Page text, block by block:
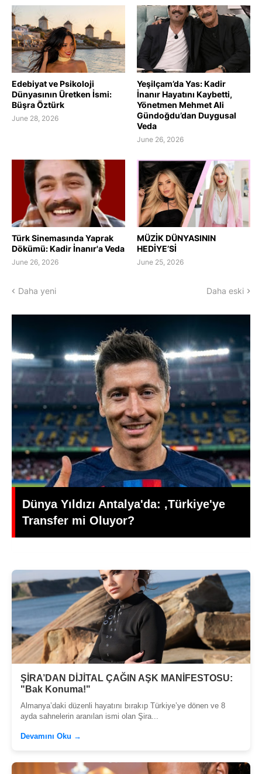
Edebiyat ve Psikoloji
Dünyasının Üretken İsmi:
Büşra Öztürk
June 28, 2026
Yeşilçam’da Yas: Kadir
İnanır Hayatını Kaybetti,
Yönetmen Mehmet Ali
Gündoğdu’dan Duygusal
Veda
June 26, 2026
Türk Sinemasında Yaprak
Dökümü: Kadir İnanır'a Veda
June 26, 2026
MÜZİK DÜNYASININ
HEDİYE’Sİ
June 25, 2026
Daha yeni Daha eski
Edebiyat ve Psikoloji Dünyasının
Üretken İsmi: Büşra Öztürk
ŞİRA’DAN DİJİTAL ÇAĞIN AŞK MANİFESTOSU:
"Bak Konuma!"
Almanya’daki düzenli hayatını bırakıp Türkiye’ye dönen ve 8
ayda sahnelerin aranılan ismi olan Şira...
Devamını Oku →